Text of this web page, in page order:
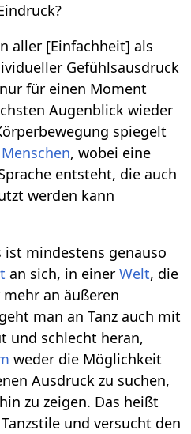
aller [Einfachheit] als
Gefühlsausdruck
für einen Moment
Augenblick wieder
spiegelt
Menschen, wobei eine
entsteht, die auch
werden kann
ist mindestens genauso
an sich, in einerWelt, die
an äußeren
man an Tanz auch mit
und schlecht heran,
weder die Möglichkeit
Ausdruck zu suchen,
zu zeigen. Das heißt
und versucht den